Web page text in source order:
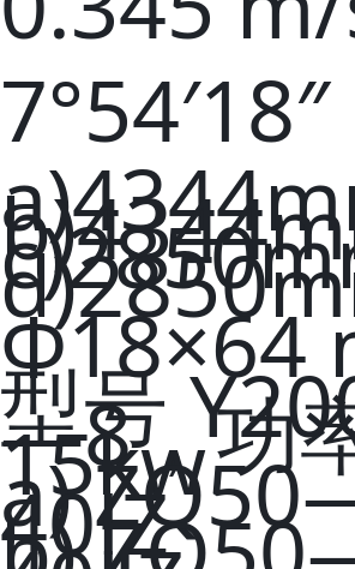
7°54′18″
Φ18×64
型号
—8，功
15kw
a)
40ⅠZ